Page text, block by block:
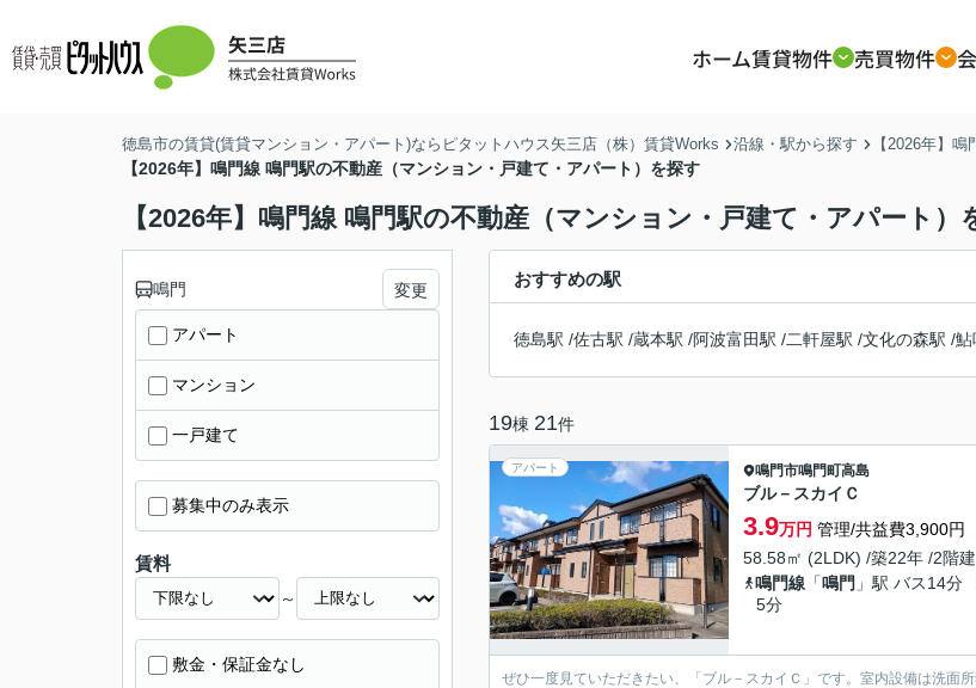
ホーム賃貸物件 売買物件
徳島市の賃貸(賃貸マンション・アパート)ならピタットハウス矢三店（株）賃貸Works 沿線・駅から探す 【2026年】
【2026年】鳴門線 鳴門駅の不動産（マンション・戸建て・アパート）を探す
【2026年】鳴門線 鳴門駅の不動産（マンション・戸建て・アパート）
おすすめの駅
徳島駅 /佐古駅 /蔵本駅 /阿波富田駅 /二軒屋駅 /文化の森駅 /鮎
19棟 21件
アパート 鳴門市鳴門町高島
ブル－スカイＣ
3.9万円 管理/共益費3,900円
58.58㎡ (2LDK) /築22年 /2階建
鳴門線 「鳴門 」駅 バス14分
5分
ぜひ一度見ていただきたい、「ブル－スカイＣ」です。室内設備は洗面
鳴門 変更
アパート
マンション
一戸建て
募集中のみ表示
賃料
～
敷金・保証金なし